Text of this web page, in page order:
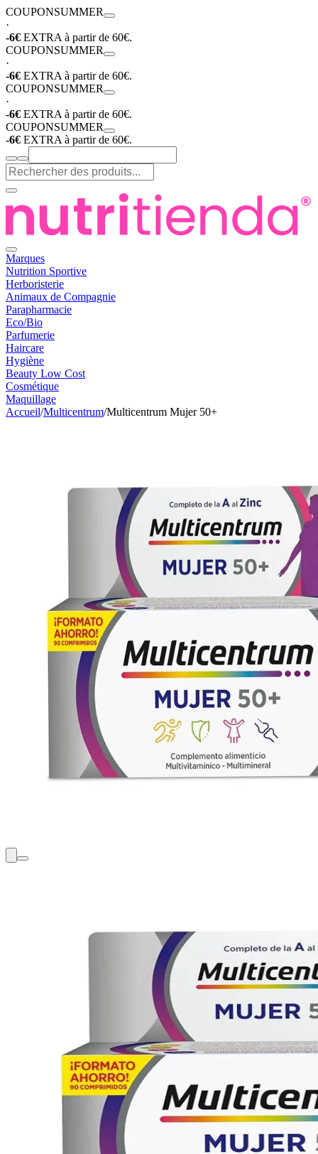
COUPONSUMMER
·
-6€ EXTRA à partir de 60€.
COUPONSUMMER
·
-6€ EXTRA à partir de 60€.
COUPONSUMMER
·
-6€ EXTRA à partir de 60€.
COUPONSUMMER
-6€ EXTRA à partir de 60€.
Marques
Nutrition Sportive
Herboristerie
Animaux de Compagnie
Parapharmacie
Eco/Bio
Parfumerie
Haircare
Hygiène
Beauty Low Cost
Cosmétique
Maquillage
Accueil/Multicentrum/Multicentrum Mujer 50+